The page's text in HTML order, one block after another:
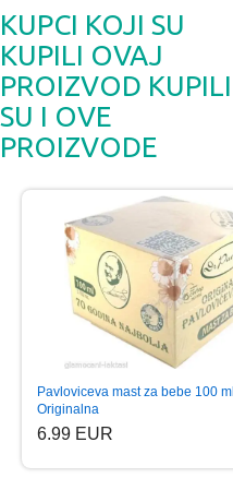
KUPCI KOJI SU
KUPILI OVAJ
PROIZVOD KUPILI
SU I OVE
PROIZVODE
Pavloviceva mast za bebe 100 ml
Originalna
6.99 EUR